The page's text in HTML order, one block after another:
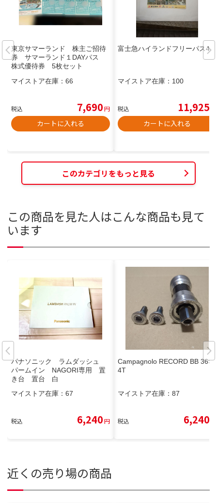
東京サマーランド 株主ご招待
券 サマーランド１DAYパス
株式優待券 5枚セット
マイストア在庫： 66
税込 7,690円
カートに入れる
富士急ハイランドフリーパス4枚
マイストア在庫： 100
税込 11,925
カートに入れる
このカテゴリをもっと見る
この商品を見た人はこんな商品も見て
います
パナソニック ラムダッシュ
パームイン NAGORI専用 置
き台 置台 白
マイストア在庫： 67
税込 6,240円
Campagnolo RECORD BB 36×2
4T
マイストア在庫： 87
税込 6,240
近くの売り場の商品